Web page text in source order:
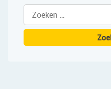
Zoeken
naar: